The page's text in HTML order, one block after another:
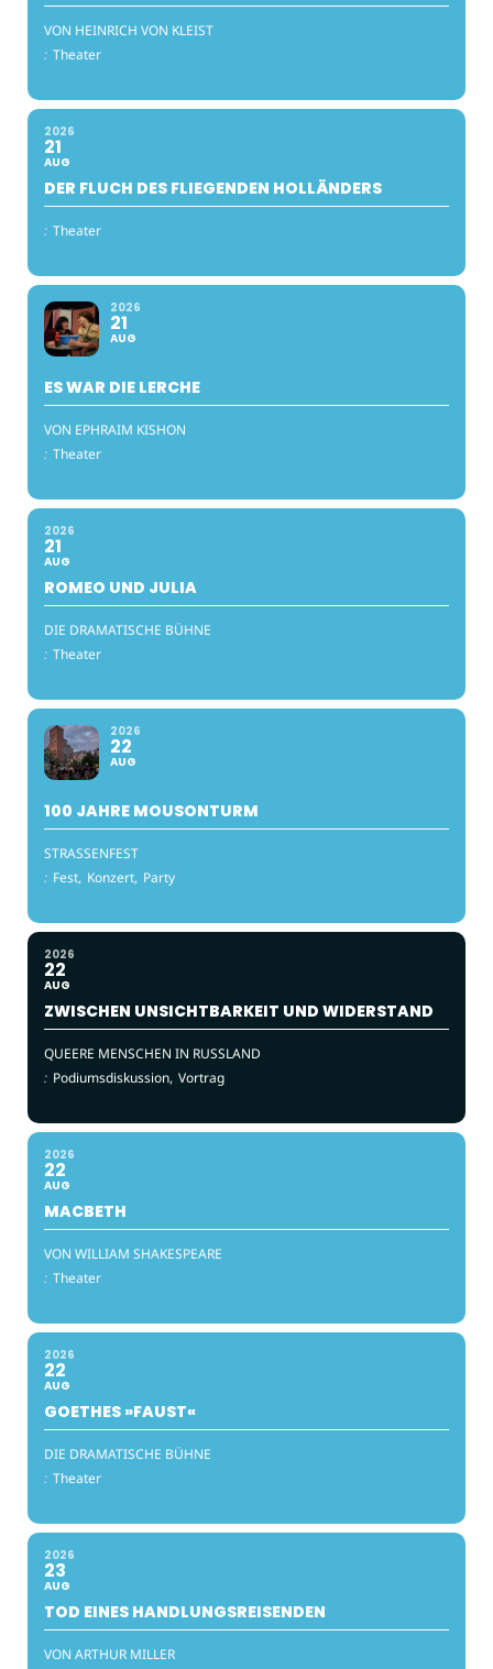
VON HEINRICH VON KLEIST
: Theater
2026
21
AUG
DER FLUCH DES FLIEGENDEN HOLLÄNDERS
: Theater
2026
21
AUG
ES WAR DIE LERCHE
VON EPHRAIM KISHON
: Theater
2026
21
AUG
ROMEO UND JULIA
DIE DRAMATISCHE BÜHNE
: Theater
2026
22
AUG
100 JAHRE MOUSONTURM
STRASSENFEST
: Fest, Konzert, Party
2026
22
AUG
ZWISCHEN UNSICHTBARKEIT UND WIDERSTAND
QUEERE MENSCHEN IN RUSSLAND
: Podiumsdiskussion, Vortrag
2026
22
AUG
MACBETH
VON WILLIAM SHAKESPEARE
: Theater
2026
22
AUG
GOETHES »FAUST«
DIE DRAMATISCHE BÜHNE
: Theater
2026
23
AUG
TOD EINES HANDLUNGSREISENDEN
VON ARTHUR MILLER